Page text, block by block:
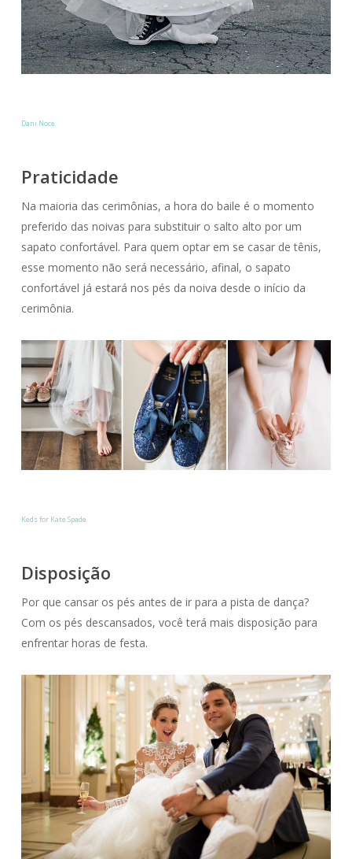
Dani Noce
Praticidade
Na maioria das cerimônias, a hora do baile é o momento
preferido das noivas para substituir o salto alto por um
sapato confortável. Para quem optar em se casar de tênis,
esse momento não será necessário, afinal, o sapato
confortável já estará nos pés da noiva desde o início da
cerimônia.
Keds for Kate Spade
Disposição
Por que cansar os pés antes de ir para a pista de dança?
Com os pés descansados, você terá mais disposição para
enfrentar horas de festa.